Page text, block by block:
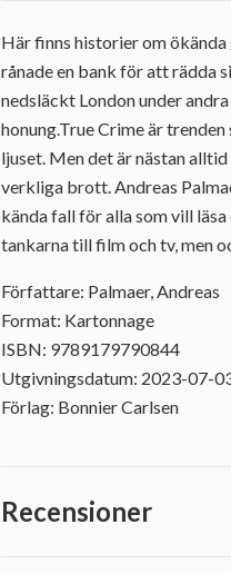
Här finns historier om
rånade en bank för att rädda
nedsläckt London under
honung.True Crime är
ljuset. Men det är nästan
verkliga brott. Andreas
kända fall för alla som vill
tankarna till film och tv, men
Författare: Palmaer, Andreas
Format: Kartonnage
ISBN: 9789179790844
Utgivningsdatum: 2023-07-
Förlag: Bonnier Carlsen
Recensioner